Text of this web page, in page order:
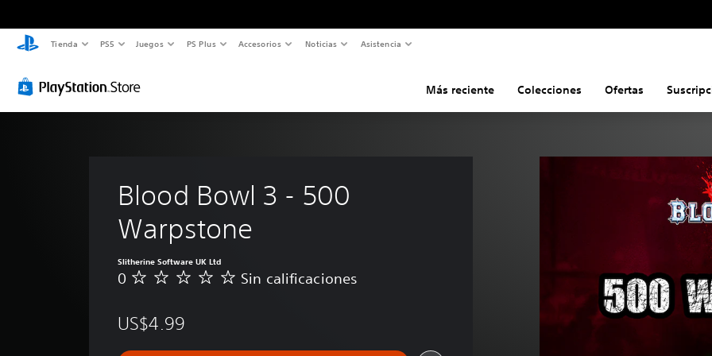
Tienda PS5 Juegos PS Plus Accesorios Noticias Asistencia
Más reciente Colecciones Ofertas
Blood Bowl 3 - 500
Warpstone
Slitherine Software UK Ltd
S
c
0 Sin calificaciones
US$4.99